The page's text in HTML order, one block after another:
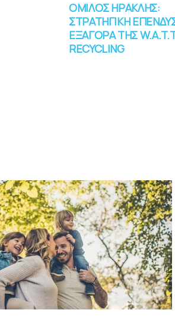
ΟΜΙΛΟΣ ΗΡΑΚΛΗΣ:
ΣΤΡΑΤΗΓΙΚΗ
ΕΞΑΓΟΡΑ ΤΗΣ
RECYCLING